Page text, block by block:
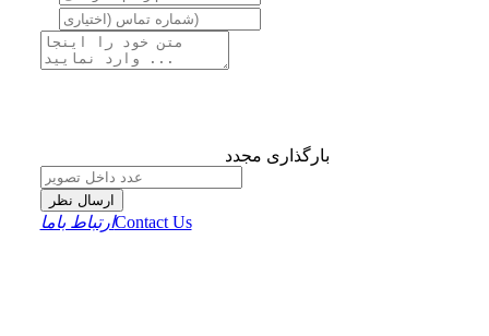
بارگذاری مجدد
ارسال نظر
ارتباط باماContact Us